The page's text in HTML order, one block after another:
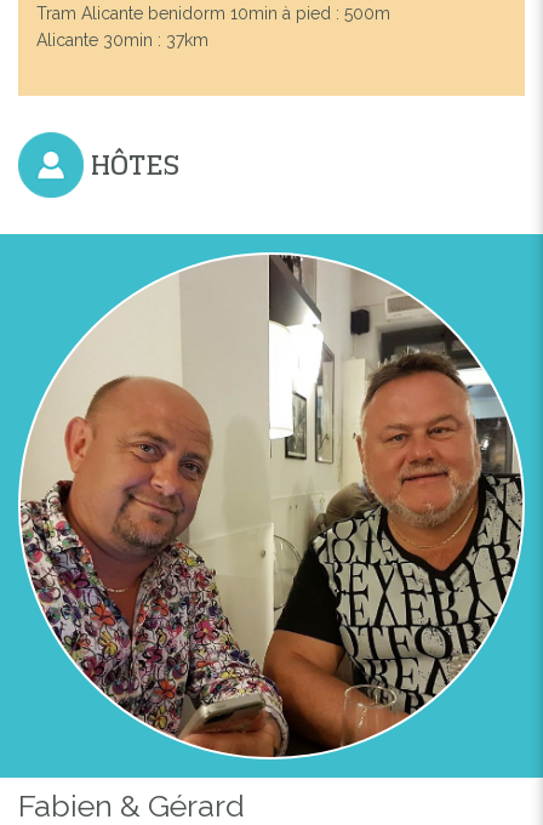
Tram Alicante benidorm 10min à pied : 500m
Alicante 30min : 37km
HÔTES
Fabien & Gérard